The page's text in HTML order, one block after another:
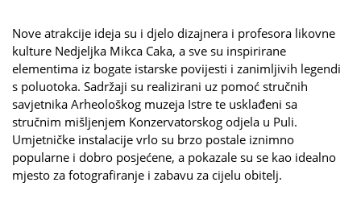
Nove atrakcije ideja su i djelo dizajnera i profesora likovne
kulture Nedjeljka Mikca Caka, a sve su inspirirane
elementima iz bogate istarske povijesti i zanimljivih legendi
s poluotoka. Sadržaji su realizirani uz pomoć stručnih
savjetnika Arheološkog muzeja Istre te usklađeni sa
stručnim mišljenjem Konzervatorskog odjela u Puli.
Umjetničke instalacije vrlo su brzo postale iznimno
popularne i dobro posjećene, a pokazale su se kao idealno
mjesto za fotografiranje i zabavu za cijelu obitelj.